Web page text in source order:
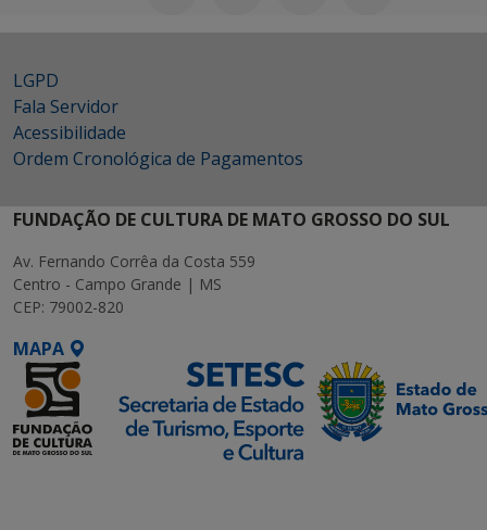
LGPD
Fala Servidor
Acessibilidade
Ordem Cronológica de Pagamentos
FUNDAÇÃO DE CULTURA DE MATO GROSSO DO SUL
Av. Fernando Corrêa da Costa 559
Centro - Campo Grande | MS
CEP: 79002-820
MAPA